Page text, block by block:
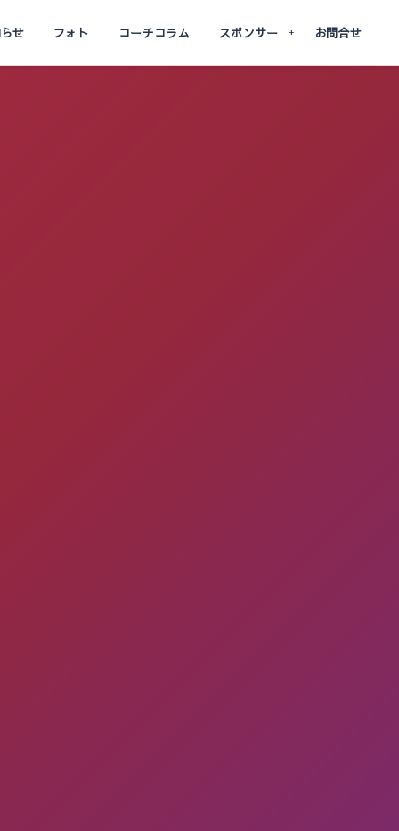
せ フォト コーチコラム スポンサー お問合せ